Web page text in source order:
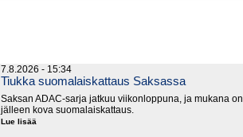
7.8.2026 - 15:34
Tiukka suomalaiskattaus Saksassa
Saksan ADAC-sarja jatkuu viikonloppuna, ja mukana on
jälleen kova suomalaiskattaus.
Lue lisää